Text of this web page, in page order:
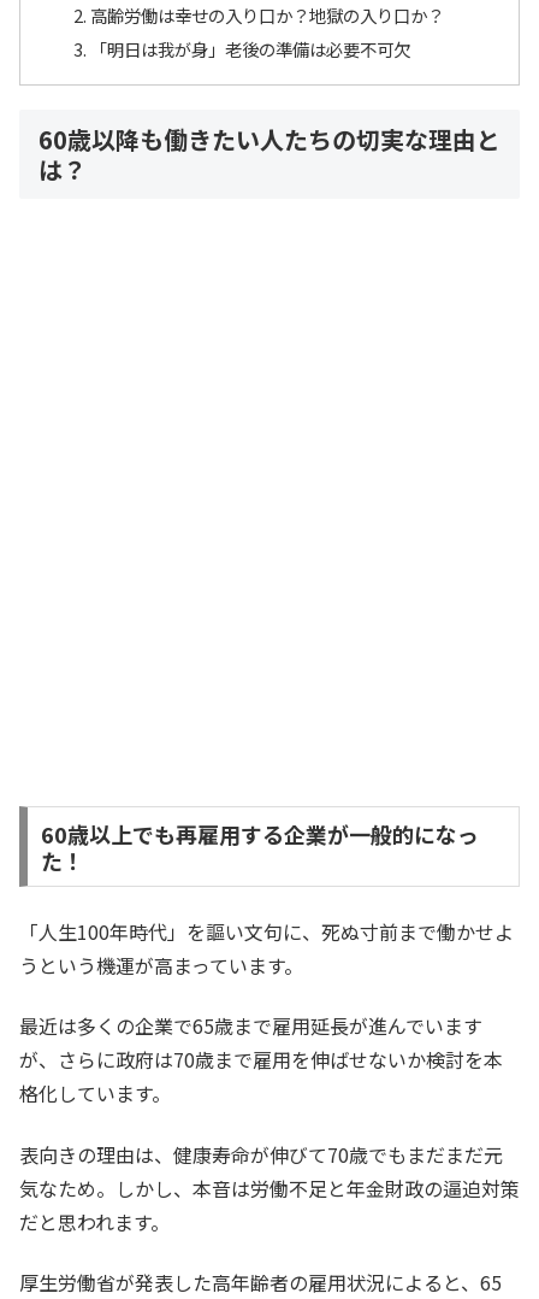
高齢労働は幸せの入り口か？地獄の入り口か？
「明日は我が身」老後の準備は必要不可欠
60歳以降も働きたい人たちの切実な理由と
は？
60歳以上でも再雇用する企業が一般的になっ
た！
「人生100年時代」を謳い文句に、死ぬ寸前まで働かせよ
うという機運が高まっています。
最近は多くの企業で65歳まで雇用延長が進んでいます
が、さらに政府は70歳まで雇用を伸ばせないか検討を本
格化しています。
表向きの理由は、健康寿命が伸びて70歳でもまだまだ元
気なため。しかし、本音は労働不足と年金財政の逼迫対策
だと思われます。
厚生労働省が発表した高年齢者の雇用状況によると、65